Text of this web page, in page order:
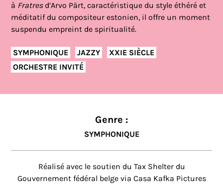
à Fratresd’Arvo Pärt, caractéristique du style éthéré et
méditatif du compositeur estonien, il offre un moment
suspendu empreint de spiritualité.
SYMPHONIQUE JAZZY
XXIE SIÈCLE
ORCHESTRE INVITÉ
Genre :
SYMPHONIQUE
Réalisé avec le soutien du Tax Shelter du
Gouvernement fédéral belge via Casa Kafka Pictures